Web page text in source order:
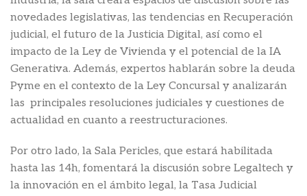
novedades legislativas, las tendencias en Recuperación
judicial, el futuro de la Justicia Digital, así como el
impacto de la Ley de Vivienda y el potencial de la IA
Generativa. Además, expertos hablarán sobre la deuda
Pyme en el contexto de la Ley Concursal y analizarán
las principales resoluciones judiciales y cuestiones de
actualidad en cuanto a reestructuraciones.
Por otro lado, la Sala Pericles, que estará habilitada
hasta las 14h, fomentará la discusión sobre Legaltech y
la innovación en el ámbito legal, la Tasa Judicial